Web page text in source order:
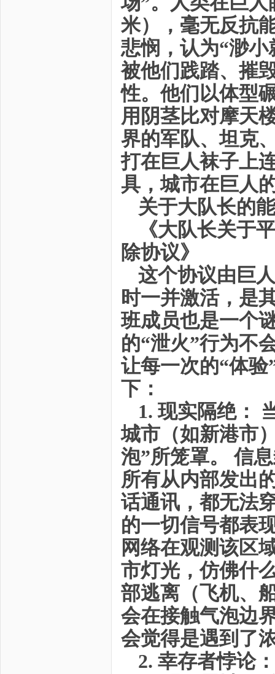
米），毫无反抗
悲悯，认为“渺
被他们践踏、摧
性。他们以体型
用阴茎比对摩天
界的军队、坦克
打在巨人袜子上
具，城市在巨人
关于大队长的
《大队长关于
除协议》
这个协议由巨
时一并激活，是
班成员也是一个
的“泄火”行为不
让每一次的“体
下：
1. 现实隔绝：
城市（如新港市
泡”所笼罩。 信
所有从内部发出
话通讯，都无法
的一切信号都表
网络在观测该区
市灯光，仿佛什
部逃离（飞机、
会在接触气泡边
会觉得是遇到了
2. 幸存者悖论